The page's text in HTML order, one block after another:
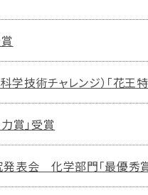
技術チャレンジ）「花王
賞」受賞
会 化学部門「最優秀